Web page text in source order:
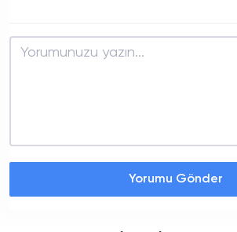
Yorumu Gönder